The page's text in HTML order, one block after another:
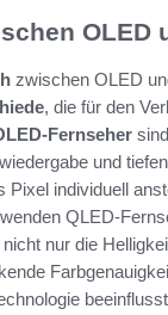
OLED
zwischen OLED
, die für den
Fernseher
und
Pixel individuell
QLED-
nur die